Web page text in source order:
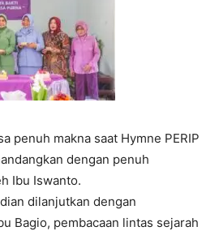
penuh makna saat Hymne PERIP
dengan penuh
Ibu Iswanto.
dilanjutkan dengan
Bagio, pembacaan lintas sejarah